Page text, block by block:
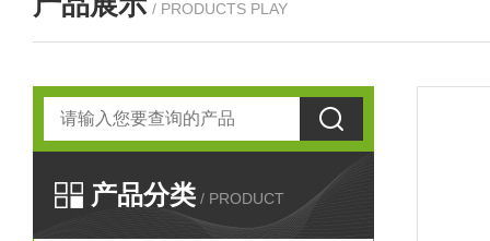
/ PRODUCTS PLAY
产品分类 / PRODUCT